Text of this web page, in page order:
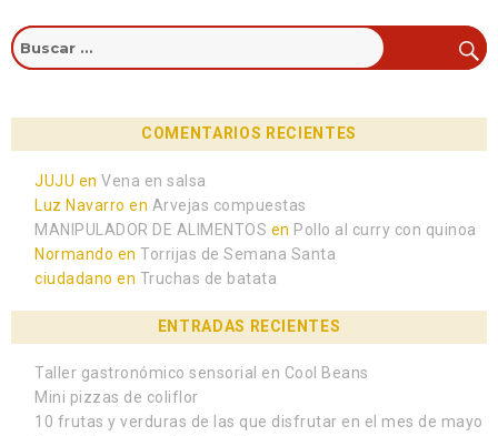
COMENTARIOS RECIENTES
JUJU enVena en salsa
Luz Navarro en Arvejas compuestas
MANIPULADOR DE ALIMENTOS en Pollo al curry con quinoa
Normando enTorrijas de Semana Santa
ciudadano en Truchas de batata
ENTRADAS RECIENTES
Taller gastronómico sensorial en Cool Beans
Mini pizzas de coliflor
10 frutas y verduras de las que disfrutar en el mes de mayo